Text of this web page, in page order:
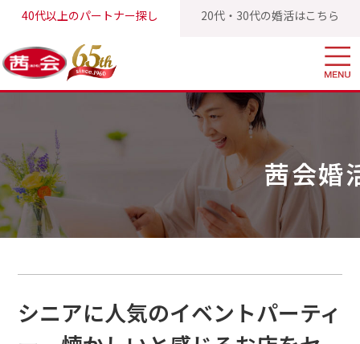
40代以上のパートナー探し 20代・30代の婚活はこちら
茜会TOP 茜会婚活ブログ シニアに人気のイベントパーティ
茜会婚
シニアに人気のイベントパーティ